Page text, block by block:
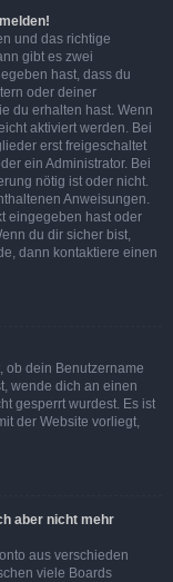
und das richtige
gibt es zwei
hast, dass du
oder deiner
du erhalten hast. Wenn
aktiviert werden. Bei
erst freigeschaltet
ein Administrator. Bei
nötig ist oder nicht.
Anweisungen.
eingegeben hast oder
du dir sicher bist,
dann kontaktiere einen
ob dein Benutzername
wende dich an einen
gesperrt wurdest. Es ist
der Website vorliegt,
aber nicht mehr
aus verschieden
viele Boards